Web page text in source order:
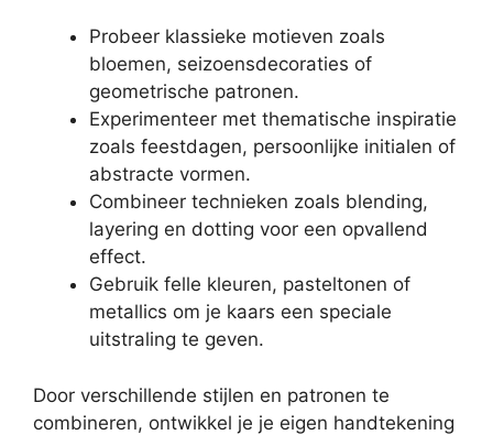
Probeer klassieke motieven zoals
bloemen, seizoensdecoraties of
geometrische patronen.
Experimenteer met thematische inspiratie
zoals feestdagen, persoonlijke initialen of
abstracte vormen.
Combineer technieken zoals blending,
layering en dotting voor een opvallend
effect.
Gebruik felle kleuren, pasteltonen of
metallics om je kaars een speciale
uitstraling te geven.
Door verschillende stijlen en patronen te
combineren, ontwikkel je je eigen handtekening